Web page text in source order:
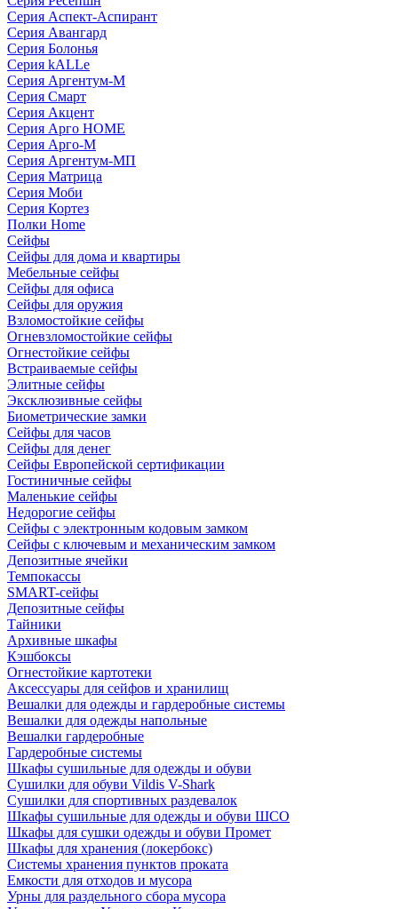
Серия Аспект-Аспирант
Серия Авангард
Серия Болонья
Серия kALLe
Серия Аргентум-М
Серия Смарт
Серия Акцент
Серия Арго HOME
Серия Арго-М
Серия Аргентум-МП
Серия Матрица
Серия Моби
Серия Кортез
Полки Home
Сейфы
Сейфы для дома и квартиры
Мебельные сейфы
Сейфы для офиса
Сейфы для оружия
Взломостойкие сейфы
Огневзломостойкие сейфы
Огнестойкие сейфы
Встраиваемые сейфы
Элитные сейфы
Эксклюзивные сейфы
Биометрические замки
Сейфы для часов
Сейфы для денег
Сейфы Европейской сертификации
Гостиничные сейфы
Маленькие сейфы
Недорогие сейфы
Сейфы с электронным кодовым замком
Сейфы с ключевым и механическим замком
Депозитные ячейки
Темпокассы
SMART-сейфы
Депозитные сейфы
Тайники
Архивные шкафы
Кэшбоксы
Огнестойкие картотеки
Аксессуары для сейфов и хранилищ
Вешалки для одежды и гардеробные системы
Вешалки для одежды напольные
Вешалки гардеробные
Гардеробные системы
Шкафы сушильные для одежды и обуви
Сушилки для обуви Vildis V-Shark
Сушилки для спортивных раздевалок
Шкафы сушильные для одежды и обуви ШСО
Шкафы для сушки одежды и обуви Промет
Шкафы для хранения (локербокс)
Системы хранения пунктов проката
Емкости для отходов и мусора
Урны для раздельного сбора мусора